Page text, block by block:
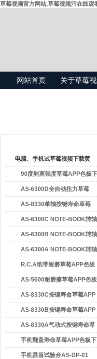
草莓视频官方网站,草莓视频污在线
广东草莓视频官
网站首页 关于草莓
电脑、手机试草莓视频下载黄
90度剥离强度草莓APP色板下
载
AS-6300D全自动扭力草莓
APP色板下载
AS-8330单轴按键寿命草莓
APP色板下载
AS-6300C NOTE-BOOK转轴
寿命草莓APP色板下载
AS-6300B NOTE-BOOK转轴
寿命草莓APP色板下载
AS-6300A NOTE-BOOK转轴
寿命草莓APP色板下载
R.C.A纸带耐磨草莓APP色板
下载
AS-5600耐磨擦草莓APP色板
下载
AS-8330C按键寿命草莓APP
色板下载
AS-8330B按键寿命草莓APP
色板下载
AS-8330A气动式按键寿命草
莓APP色板下载
手机翻盖寿命草莓APP色板下
载AS-6300B
手机跌落试验台AS-DP-01